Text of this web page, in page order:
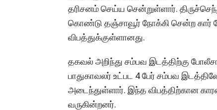
தரிசனம் செய்ய சென்றுள்ளார்.
கொண்டு தஞ்சாவூர் நோக்கி சென்ற கார்
விபத்துக்குள்ளானது.
தகவல் அறிந்து சம்பவ இடத்திற்கு
பாதுகாவலர் உட்பட 4 பேர் சம்பவ
அடைந்துள்ளார். இந்த விபத்திற்கான
வருகின்றனர்.